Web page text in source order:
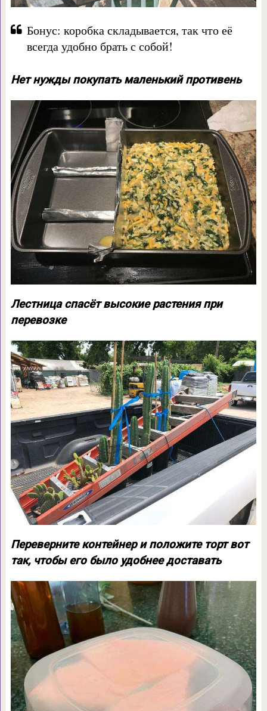
Бонус: коробка складывается, так что её
всегда удобно брать с собой!
Нет нужды покупать маленький противень
Лестница спасёт высокие растения при
перевозке
Переверните контейнер и положите торт вот
так, чтобы его было удобнее доставать